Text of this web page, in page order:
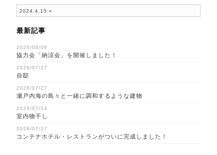
2024.4.15 »
最新記事
2026/08/08
協力会「納涼会」を開催しました！
2026/07/27
自邸
2026/07/27
瀬戸内海の島々と一緒に調和するような建物
2026/07/24
室内物干し
2026/07/17
コンテナホテル・レストランがついに完成しました！